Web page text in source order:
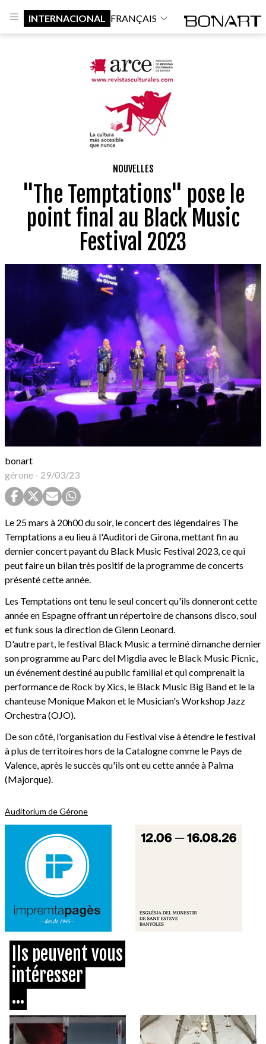
INTERNACIONAL FRANÇAIS
NOUVELLES
"The Temptations" pose le
point final au Black Music
Festival 2023
bonart
gérone - 29/03/23
Le 25 mars à 20h00 du soir, le concert des légendaires The
Temptations a eu lieu à l'Auditori de Girona, mettant fin au
dernier concert payant du Black Music Festival 2023, ce qui
peut faire un bilan très positif de la programme de concerts
présenté cette année.
Les Temptations ont tenu le seul concert qu'ils donneront cette
année en Espagne offrant un répertoire de chansons disco, soul
et funk sous la direction de Glenn Leonard.
D'autre part, le festival Black Music a terminé dimanche dernier
son programme au Parc del Migdia avec le Black Music Picnic,
un événement destiné au public familial et qui comprenait la
performance de Rock by Xics, le Black Music Big Band et le la
chanteuse Monique Makon et le Musician's Workshop Jazz
Orchestra (OJO).
De son côté, l'organisation du Festival vise à étendre le festival
à plus de territoires hors de la Catalogne comme le Pays de
Valence, après le succès qu'ils ont eu cette année à Palma
(Majorque).
Auditorium de Gérone
Ils peuvent vous
intéresser
...